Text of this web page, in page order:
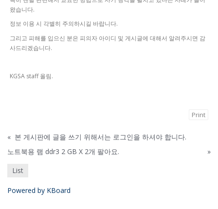
왔습니다.
정보 이용 시 각별히 주의하시길 바랍니다.
그리고 피해를 입으신 분은 피의자 아이디 및 게시글에 대해서 알려주시면 감
사드리겠습니다.
KGSA staff 올림.
Print
« 본 게시판에 글을 쓰기 위해서는 로그인을 하셔야 합니다.
노트북용 램 ddr3 2 GB X 2개 팔아요.
»
List
Powered by KBoard